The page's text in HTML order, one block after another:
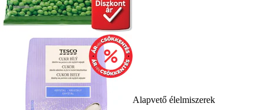
Alapvető élelmiszerek